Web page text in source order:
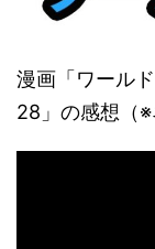
漫画「ワール
28」の感想（※